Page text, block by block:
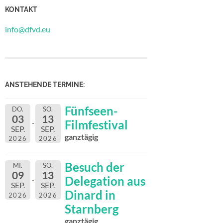
KONTAKT
info@dfvd.eu
ANSTEHENDE TERMINE:
DO.
03
SEP.
2026
SO.
13
SEP.
2026
Fünfseen-
Filmfestival
ganztägig
MI.
09
SEP.
2026
SO.
13
SEP.
2026
Besuch der
Delegation aus
Dinard in
Starnberg
ganztägig